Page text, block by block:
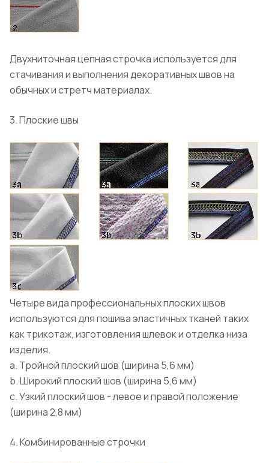
Двухниточная цепная строчка используется для
стачивания и выполнения декоративных швов на
обычных и стретч материалах.
3. Плоские швы
Четыре вида профессиональных плоских швов
используются для пошива эластичных тканей таких
как трикотаж, изготовления шлевок и отделка низа
изделия.
a. Тройной плоский шов (ширина 5,6 мм)
b. Широкий плоский шов (ширина 5,6 мм)
c. Узкий плоский шов - левое и правой положение
(ширина 2,8 мм)
4. Комбинированные строчки